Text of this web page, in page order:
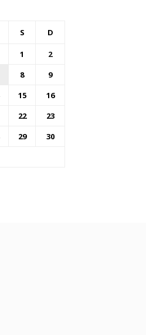
S D
1
2
8
9
15
16
22
23
29
30